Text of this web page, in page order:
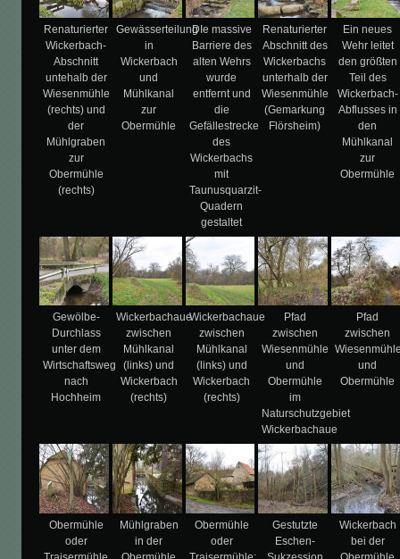
Renaturierter
Wickerbach-
Abschnitt
untehalb der
Wiesenmühle
(rechts) und
der
Mühlgraben
zur
Obermühle
(rechts)
Gewässerteilung
in
Wickerbach
und
Mühlkanal
zur
Obermühle
DIe massive
Barriere des
alten Wehrs
wurde
entfernt und
die
Gefällestrecke
des
Wickerbachs
mit
Taunusquarzit-
Quadern
gestaltet
Renaturierter
Abschnitt des
Wickerbachs
unterhalb der
Wiesenmühle
(Gemarkung
Flörsheim)
Ein neues
Wehr leitet
den größten
Teil des
Wickerbach-
Abflusses in
den
Mühlkanal
zur
Obermühle
Gewölbe-
Durchlass
unter dem
Wirtschaftsweg
nach
Hochheim
Wickerbachaue
zwischen
Mühlkanal
(links) und
Wickerbach
(rechts)
Wickerbachaue
zwischen
Mühlkanal
(links) und
Wickerbach
(rechts)
Pfad
zwischen
Wiesenmühle
und
Obermühle
im
Naturschutzgebiet
Wickerbachaue
Pfad
zwischen
und
Obermühle
Obermühle
oder
Mühlgraben
in der
Obermühle
oder
Gestutzte
Eschen-
Wickerbach
bei der